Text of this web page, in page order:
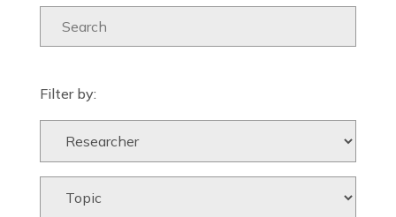
Filter by: